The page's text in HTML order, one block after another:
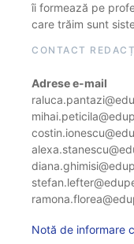
îi formează pe
care trăim sunt
CONTACT
Adrese e-mail
Notă de informare